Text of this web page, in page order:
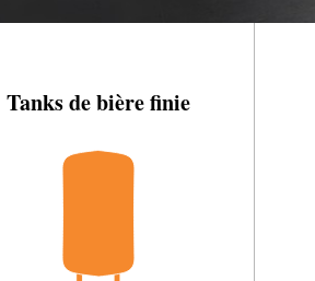
Tanks de bière finie